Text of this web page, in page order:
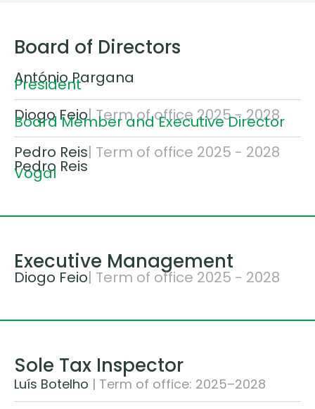
Board of Directors
António Pargana
President
Diogo Feio| Term of office 2025 - 2028
Board Member and Executive Director
Pedro Reis| Term of office 2025 - 2028
Pedro Reis
Vogal
Executive Management
Diogo Feio| Term of office 2025 - 2028
Sole Tax Inspector
Luís Botelho | Term of office: 2025–2028